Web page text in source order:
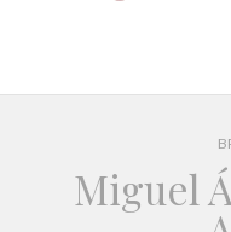
Miguel